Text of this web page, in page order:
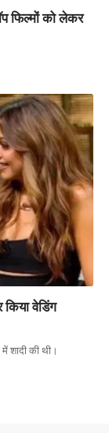
फिल्मों को लेकर
वेडिंग
की थी।